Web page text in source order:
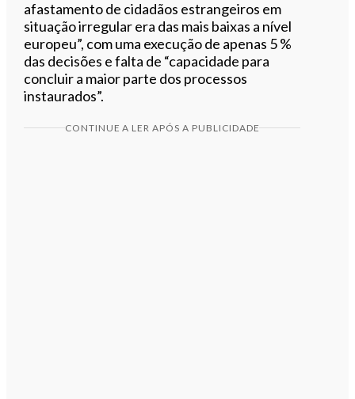
afastamento de cidadãos estrangeiros em
situação irregular era das mais baixas a nível
europeu”, com uma execução de apenas 5 %
das decisões e falta de “capacidade para
concluir a maior parte dos processos
instaurados”.
CONTINUE A LER APÓS A PUBLICIDADE